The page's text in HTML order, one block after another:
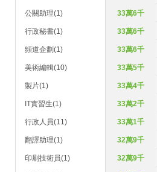
公關助理(1) 33萬6千
行政秘書(1) 33萬6千
頻道企劃(1) 33萬6千
美術編輯(10) 33萬5千
製片(1) 33萬4千
IT實習生(1) 33萬2千
行政人員(11) 33萬1千
翻譯助理(1) 32萬9千
印刷技術員(1) 32萬9千